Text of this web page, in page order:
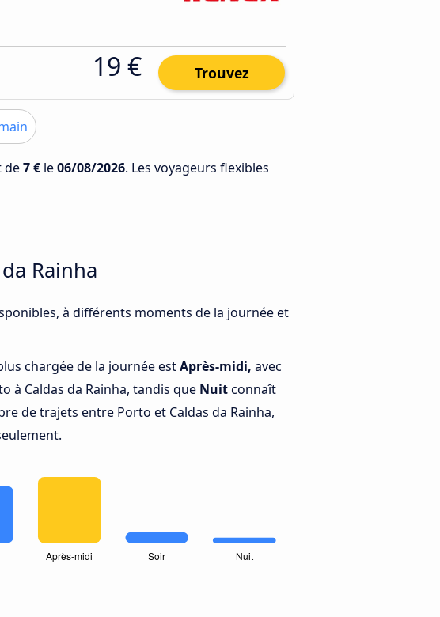
19 € Trouvez
de7 € le06/08/2026. Les voyageurs flexibles
Rainha
à différents moments de la journée et
chargée de la journée estAprès-midi, avec
à Caldas da Rainha, tandis que Nuitconnaît
de trajets entre Porto et Caldas da Rainha,